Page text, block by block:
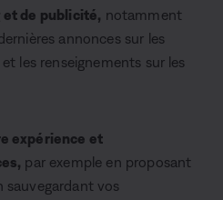
de publicité, notamment
annonces sur les
les renseignements sur les
expérience et
par exemple en proposant
vos